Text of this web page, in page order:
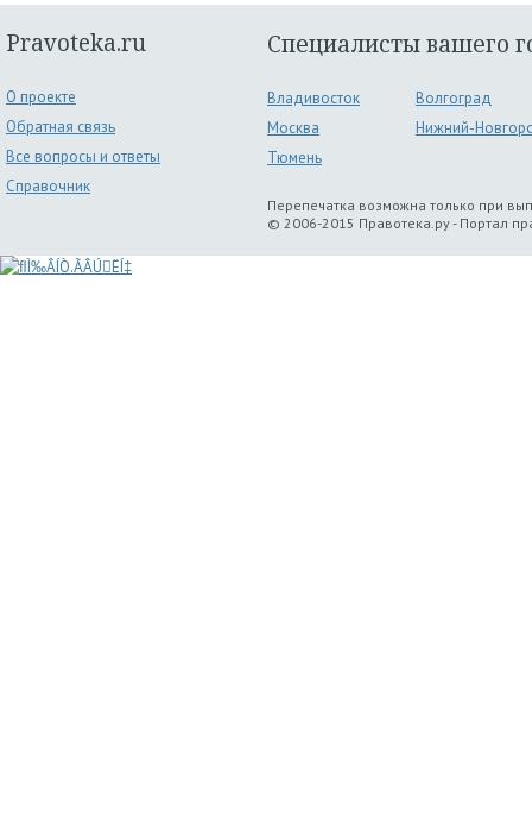
Pravoteka.ru
О проекте
Обратная связь
Все вопросы и ответы
Справочник
Специалисты вашего
Владивосток
Волгоград
Москва
Нижний-
Тюмень
Перепечатка возможна только при
© 2006-2015 Правотека.ру - Портал